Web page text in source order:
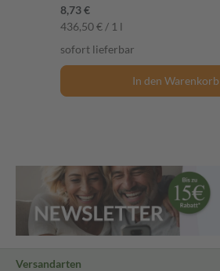
8,73 €
436,50 € / 1 l
sofort lieferbar
In den Warenkorb
Versandarten